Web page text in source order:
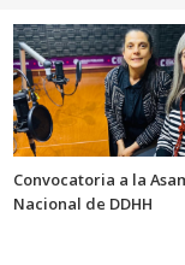
Convocatoria a la
Nacional de DDHH